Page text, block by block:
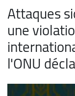
Attaques
une
l'ONU